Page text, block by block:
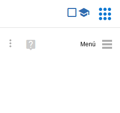
Búsqueda avanzada
Ayuda
(en